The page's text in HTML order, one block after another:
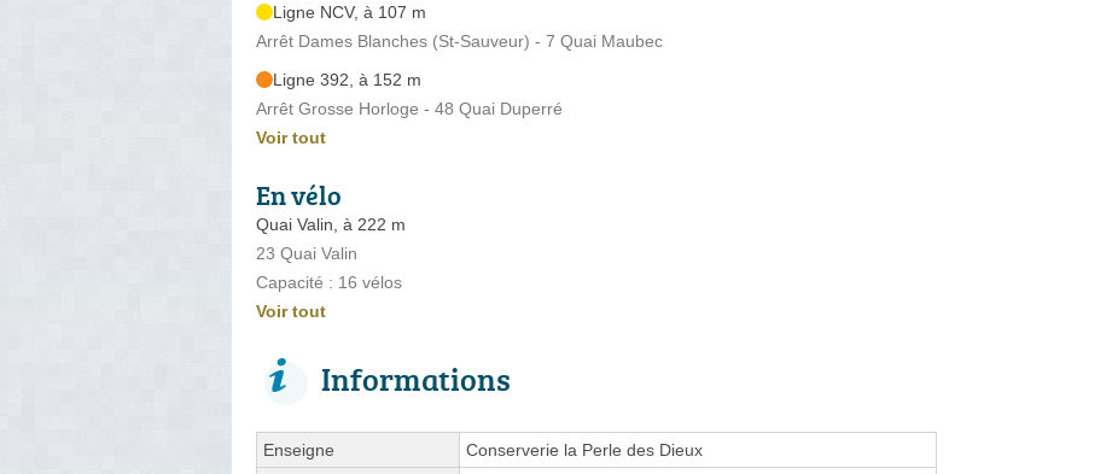
Ligne NCV, à 107 m
Arrêt Dames Blanches (St-Sauveur) - 7 Quai Maubec
Ligne 392, à 152 m
Arrêt Grosse Horloge - 48 Quai Duperré
Voir tout
En vélo
Quai Valin, à 222 m
23 Quai Valin
Capacité : 16 vélos
Voir tout
Informations
Enseigne Conserverie la Perle des Dieux